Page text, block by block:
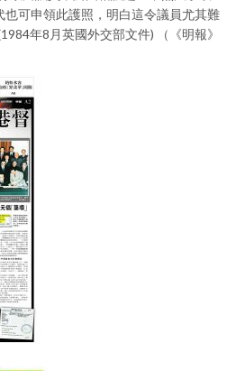
可申領此護照，明白這令議員尤其難
年8月英國外交部文件) （《明報》